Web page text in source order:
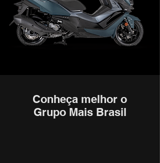
Conheça melhor o
Grupo Mais Brasil